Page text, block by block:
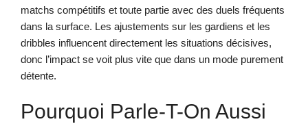
matchs compétitifs et toute partie avec des duels fréquents
dans la surface. Les ajustements sur les gardiens et les
dribbles influencent directement les situations décisives,
donc l’impact se voit plus vite que dans un mode purement
détente.
Pourquoi Parle-T-On Aussi